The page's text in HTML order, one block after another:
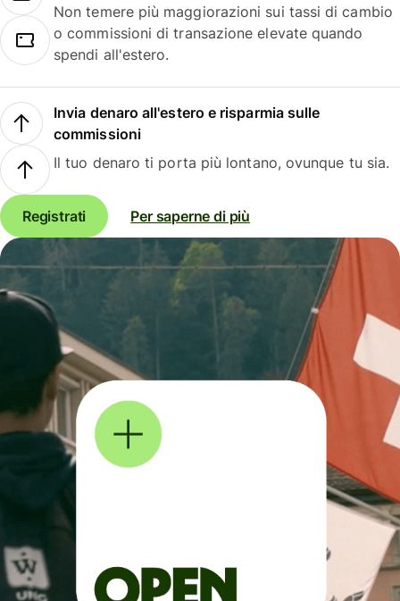
Non temere più maggiorazioni sui tassi di cambio
o commissioni di transazione elevate quando
spendi all'estero.
Invia denaro all'estero e risparmia sulle
commissioni
Il tuo denaro ti porta più lontano, ovunque tu sia.
Registrati Per saperne di più